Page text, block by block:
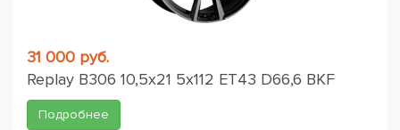
31 000 руб.
Replay B306 10,5x21 5x112 ET43 D66,6 BKF
Подробнее